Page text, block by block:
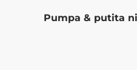
Pumpa & putita